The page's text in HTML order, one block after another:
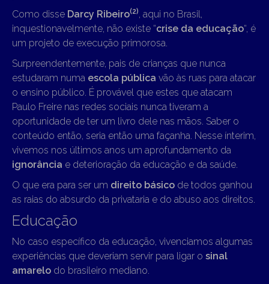
Como disse Darcy Ribeiro(2) , aqui no Brasil,
inquestionavelmente, não existe “crise da educação“, é
um projeto de execução primorosa.
Surpreendentemente, pais de crianças que nunca
estudaram numa escola pública vão às ruas para atacar
o ensino público. É provável que estes que atacam
Paulo Freire nas redes sociais nunca tiveram a
oportunidade de ter um livro dele nas mãos. Saber o
conteúdo então, seria então uma façanha. Nesse ínterim,
vivemos nos últimos anos um aprofundamento da
ignorância e deterioração da educação e da saúde.
O que era para ser um direito básico de todos ganhou
as raias do absurdo da privataria e do abuso aos direitos.
Educação
No caso específico da educação, vivenciamos algumas
experiências que deveriam servir para ligar o sinal
amarelo do brasileiro mediano.